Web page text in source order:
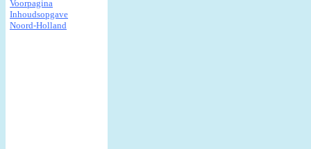
Voorpagina
Inhoudsopgave
Noord-Holland